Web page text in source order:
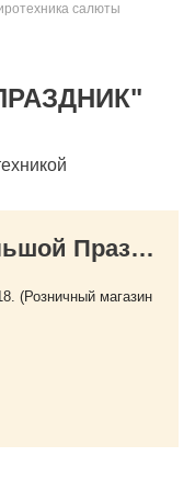
салюты
КОНТАКТЫ ООО "Большой Праздник"
(Розничный магазин